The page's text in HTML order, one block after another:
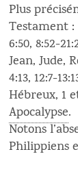
Plus
Testament :
6:50, 8:52-
Jean, Jude,
4:13, 12:7-
Hébreux, 1
Apocalypse.
Notons
Philippiens